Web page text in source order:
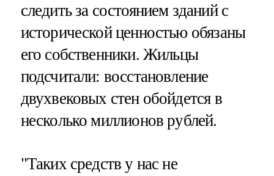
следить за состоянием зданий с
исторической ценностью обязаны
его собственники. Жильцы
подсчитали: восстановление
двухвековых стен обойдется в
несколько миллионов рублей.
"Таких средств у нас не